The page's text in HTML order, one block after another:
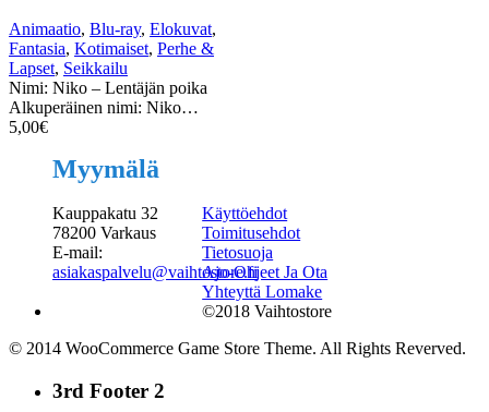
Animaatio, Blu-ray, Elokuvat,
Fantasia, Kotimaiset, Perhe &
Lapset, Seikkailu
Nimi: Niko – Lentäjän poika
Alkuperäinen nimi: Niko…
5,00€
Myymälä
Kauppakatu 32
78200 Varkaus
E-mail:
asiakaspalvelu@vaihtostore.fi
Käyttöehdot
Toimitusehdot
Tietosuoja
Ajo-Ohjeet Ja Ota
Yhteyttä Lomake
©2018 Vaihtostore
© 2014 WooCommerce Game Store Theme. All Rights Reverved.
3rd Footer 2